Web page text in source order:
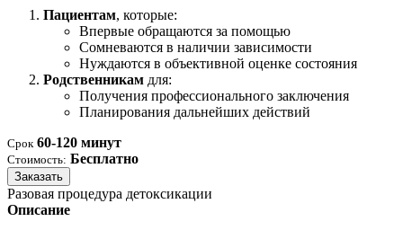
Пациентам, которые:
Впервые обращаются за помощью
Сомневаются в наличии зависимости
Нуждаются в объективной оценке состояния
Родственникам для:
Получения профессионального заключения
Планирования дальнейших действий
Срок 60-120 минут
Стоимость: Бесплатно
Заказать
Разовая процедура детоксикации
Описание